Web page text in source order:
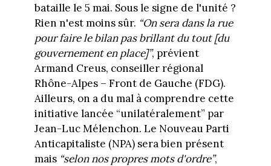
bataille le 5 mai. Sous le signe de l'unité ?
Rien n'est moins sûr. “On sera dans la rue
pour faire le bilan pas brillant du tout [du
gouvernement en place]”, prévient
Armand Creus, conseiller régional
Rhône-Alpes – Front de Gauche (FDG).
Ailleurs, on a du mal à comprendre cette
initiative lancée “unilatéralement” par
Jean-Luc Mélenchon. Le Nouveau Parti
Anticapitaliste (NPA) sera bien présent
mais “selon nos propres mots d'ordre”,